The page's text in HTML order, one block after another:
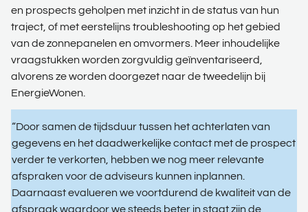
en prospects geholpen met inzicht in de status van hun
traject, of met eerstelijns troubleshooting op het gebied
van de zonnepanelen en omvormers. Meer inhoudelijke
vraagstukken worden zorgvuldig geïnventariseerd,
alvorens ze worden doorgezet naar de tweedelijn bij
EnergieWonen.
“Door samen de tijdsduur tussen het achterlaten van
gegevens en het daadwerkelijke contact met de prospect
verder te verkorten, hebben we nog meer relevante
afspraken voor de adviseurs kunnen inplannen.
Daarnaast evalueren we voortdurend de kwaliteit van de
afspraak waardoor we steeds beter in staat zijn de